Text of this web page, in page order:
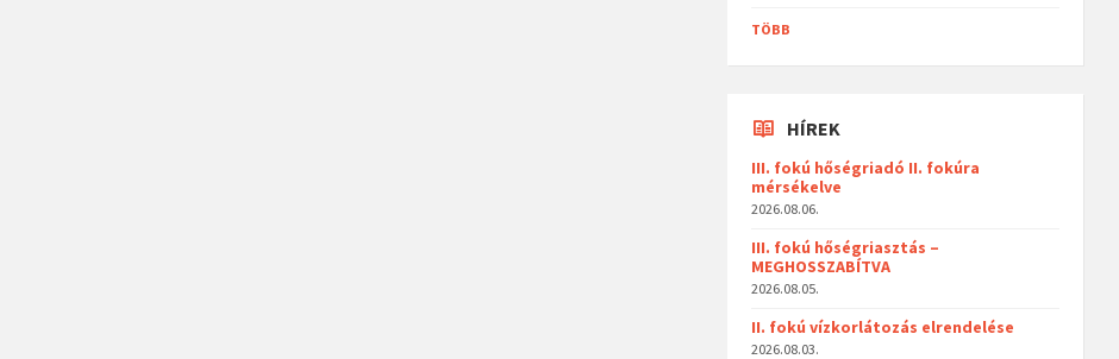
TÖBB
HÍREK
III. fokú hőségriadó II. fokúra
mérsékelve
2026.08.06.
III. fokú hőségriasztás –
MEGHOSSZABÍTVA
2026.08.05.
II. fokú vízkorlátozás elrendelése
2026.08.03.